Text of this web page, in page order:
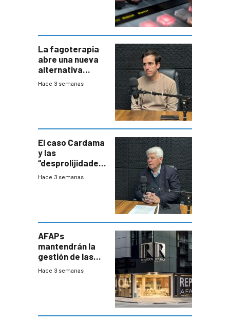
La fagoterapia
abre una nueva
alternativa
contra bacterias
innovadora
Hace 3 semanas
El caso Cardama
y las
“desprolijidades”
que la
Hace 3 semanas
AFAPs
mantendrán la
gestión de las
cuentas
Hace 3 semanas